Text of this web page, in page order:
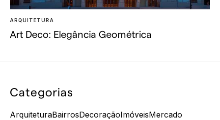
ARQUITETURA
Art Deco: Elegância Geométrica
Categorias
ArquiteturaBairrosDecoraçãoImóveisMercado